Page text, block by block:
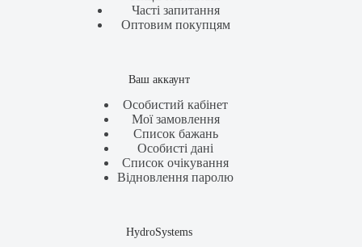
Часті запитання
Оптовим покупцям
Ваш аккаунт
Особистий кабінет
Мої замовлення
Список бажань
Особисті дані
Список очікування
Відновлення паролю
HydroSystems